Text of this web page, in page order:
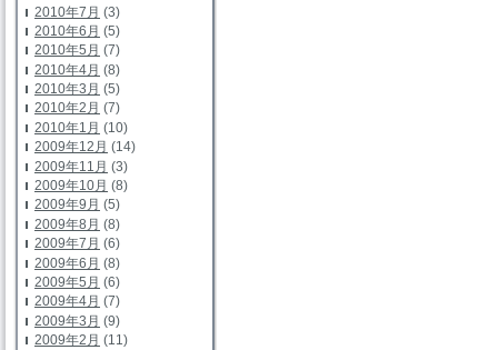
2010年7月 (3)
2010年6月 (5)
2010年5月 (7)
2010年4月 (8)
2010年3月 (5)
2010年2月 (7)
2010年1月 (10)
2009年12月 (14)
2009年11月 (3)
2009年10月 (8)
2009年9月 (5)
2009年8月 (8)
2009年7月 (6)
2009年6月 (8)
2009年5月 (6)
2009年4月 (7)
2009年3月 (9)
2009年2月 (11)